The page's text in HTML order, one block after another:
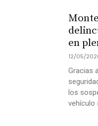
en
12/05/
Gracias
los
vehículo